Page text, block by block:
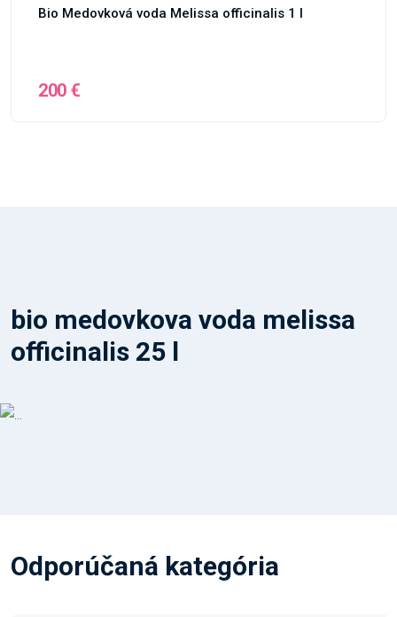
Bio Medovková voda Melissa officinalis 1 l
200 €
bio medovkova voda melissa
officinalis 25 l
Odporúčaná kategória